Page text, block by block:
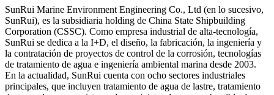
SunRui Marine Environment Engineering Co., Ltd (en lo sucesivo,
SunRui), es la subsidiaria holding de China State Shipbuilding
Corporation (CSSC). Como empresa industrial de alta-tecnología,
SunRui se dedica a la I+D, el diseño, la fabricación, la ingeniería y
la contratación de proyectos de control de la corrosión, tecnologías
de tratamiento de agua e ingeniería ambiental marina desde 2003.
En la actualidad, SunRui cuenta con ocho sectores industriales
principales, que incluyen tratamiento de agua de lastre, tratamiento